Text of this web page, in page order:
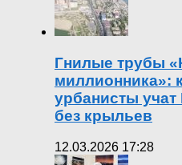
Гнилые трубы
миллионника»:
урбанисты учат
без крыльев
12.03.2026 17:28